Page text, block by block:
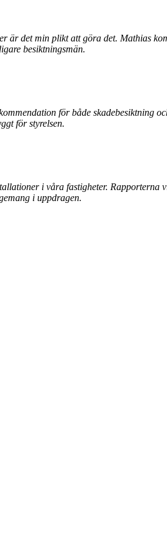
det min plikt att göra det. Mathias
besiktningsmän.
för både skadebesiktning
för styrelsen.
i våra fastigheter.
i uppdragen.